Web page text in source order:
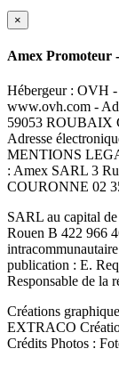
×
Amex Promoteur
Hébergeur : OVH
www.ovh.com -
59053 ROUBAIX
Adresse
MENTIONS
: Amex SARL 3
COURONNE 02
SARL au capital
Rouen B 422 966
publication : E.
Responsable de la
Créations
EXTRACO
Crédits Photos :